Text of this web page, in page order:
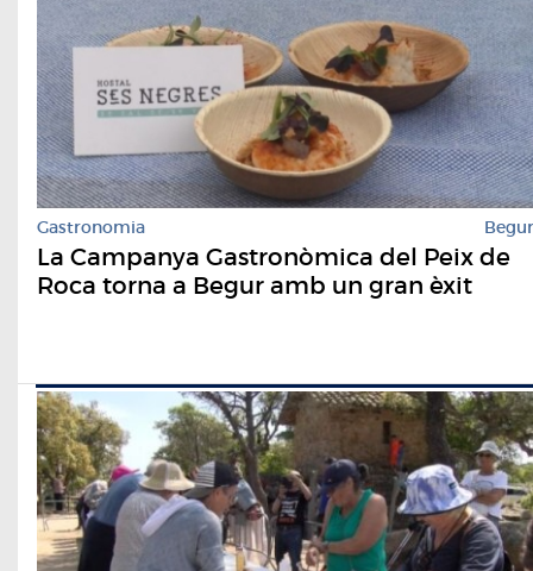
Gastronomia Begur
La Campanya Gastronòmica del Peix de
Roca torna a Begur amb un gran èxit